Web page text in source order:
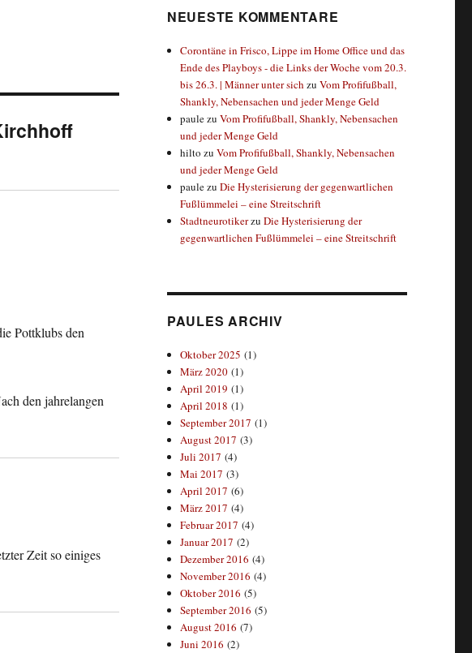
Pottklubs den
den jahrelangen
Zeit so einiges
NEUESTE KOMMENTARE
Corontäne in Frisco, Lippe im Home Office und das
Ende des Playboys - die Links der Woche vom 20.3.
bis 26.3. | Männer unter sich zuVom Profifußball,
Shankly, Nebensachen und jeder Menge Geld
paulezuVom Profifußball, Shankly, Nebensachen
und jeder Menge Geld
hilto zuVom Profifußball, Shankly, Nebensachen
und jeder Menge Geld
paulezuDie Hysterisierung der gegenwartlichen
Fußlümmelei – eine Streitschrift
StadtneurotikerzuDie Hysterisierung der
gegenwartlichen Fußlümmelei – eine Streitschrift
PAULES ARCHIV
Oktober 2025 (1)
März 2020 (1)
April 2019 (1)
April 2018 (1)
September 2017 (1)
August 2017 (3)
Juli 2017 (4)
Mai 2017 (3)
April 2017 (6)
März 2017 (4)
Februar 2017 (4)
Januar 2017 (2)
Dezember 2016 (4)
November 2016 (4)
Oktober 2016 (5)
September 2016 (5)
August 2016 (7)
Juni 2016 (2)